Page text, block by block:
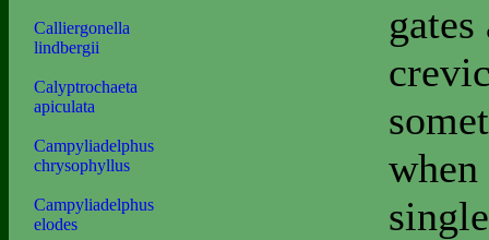
Calliergonella
lindbergii
Calyptrochaeta
apiculata
Campyliadelphus
chrysophyllus
Campyliadelphus
elodes